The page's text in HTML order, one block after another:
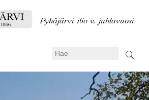
pääsisältöön
Pyhäjärvi 160 v. juhlavuosi
Search